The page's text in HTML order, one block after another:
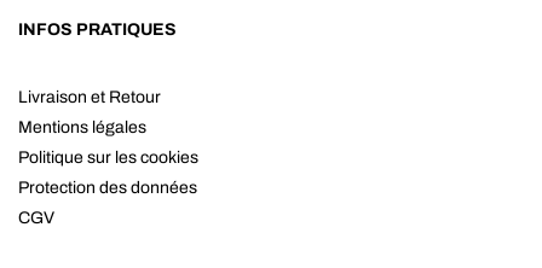
INFOS PRATIQUES
Livraison et Retour
Mentions légales
Politique sur les cookies
Protection des données
CGV